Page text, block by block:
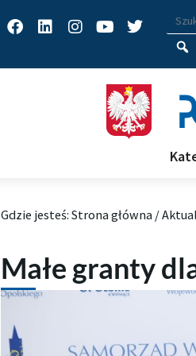
Facebook
LinkedinInstagram
YoutubeTwitter
Gdzie jesteś: Strona główna /
Małe granty